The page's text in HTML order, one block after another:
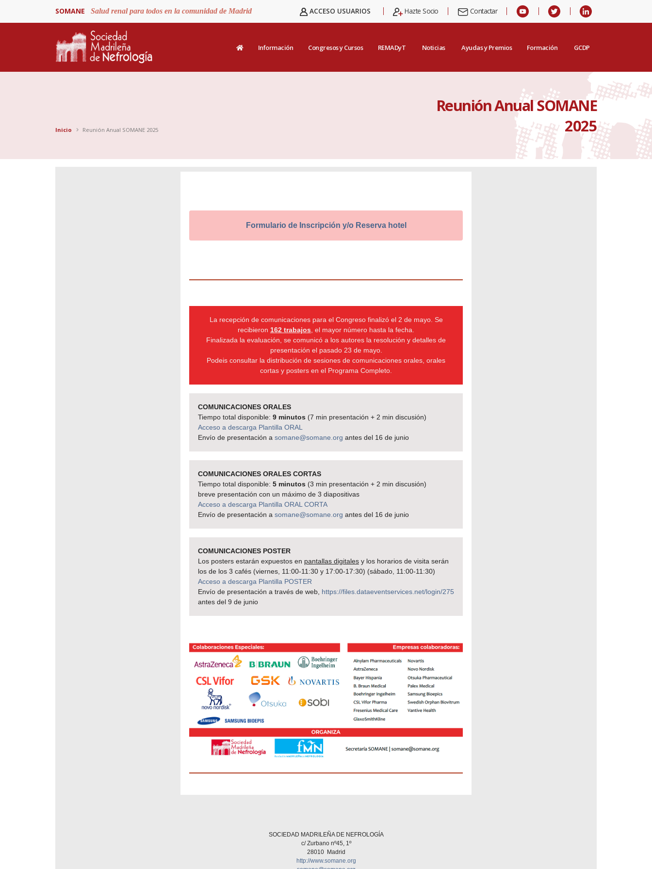
SOMANE Salud renal para todos en la comunidad de Madrid ACCESO USUARIOS Hazte Socio Contactar
Información Congresos y Cursos REMADyT Noticias Ayudas y Premios Formación GCDP
Inicio Reunión Anual SOMANE 2025
Reunión Anual SOMANE
2025
Formulario de Inscripción y/o Reserva hotel
La recepción de comunicaciones para el Congreso finalizó el 2 de mayo. Se
recibieron 162 trabajos , el mayor número hasta la fecha.
Finalizada la evaluación, se comunicó a los autores la resolución y detalles de
presentación el pasado 23 de mayo.
Podeis consultar la distribución de sesiones de comunicaciones orales, orales
cortas y posters en el Programa Completo.
COMUNICACIONES ORALES
Tiempo total disponible: 9 minutos (7 min presentación + 2 min discusión)
Acceso a descarga Plantilla ORAL
Envío de presentación a somane@somane.org antes del 16 de junio
COMUNICACIONES ORALES CORTAS
Tiempo total disponible: 5 minutos (3 min presentación + 2 min discusión)
breve presentación con un máximo de 3 diapositivas
Acceso a descarga Plantilla ORAL CORTA
Envío de presentación a somane@somane.org antes del 16 de junio
COMUNICACIONES POSTER
Los posters estarán expuestos en pantallas digitales y los horarios de visita serán
los de los 3 cafés (viernes, 11:00-11:30 y 17:00-17:30) (sábado, 11:00-11:30)
Acceso a descarga Plantilla POSTER
Envío de presentación a través de web, https://files.dataeventservices.net/login/275
antes del 9 de junio
SOCIEDAD MADRILEÑA DE NEFROLOGÍA
c/ Zurbano nº45, 1º
28010 Madrid
http://www.somane.org